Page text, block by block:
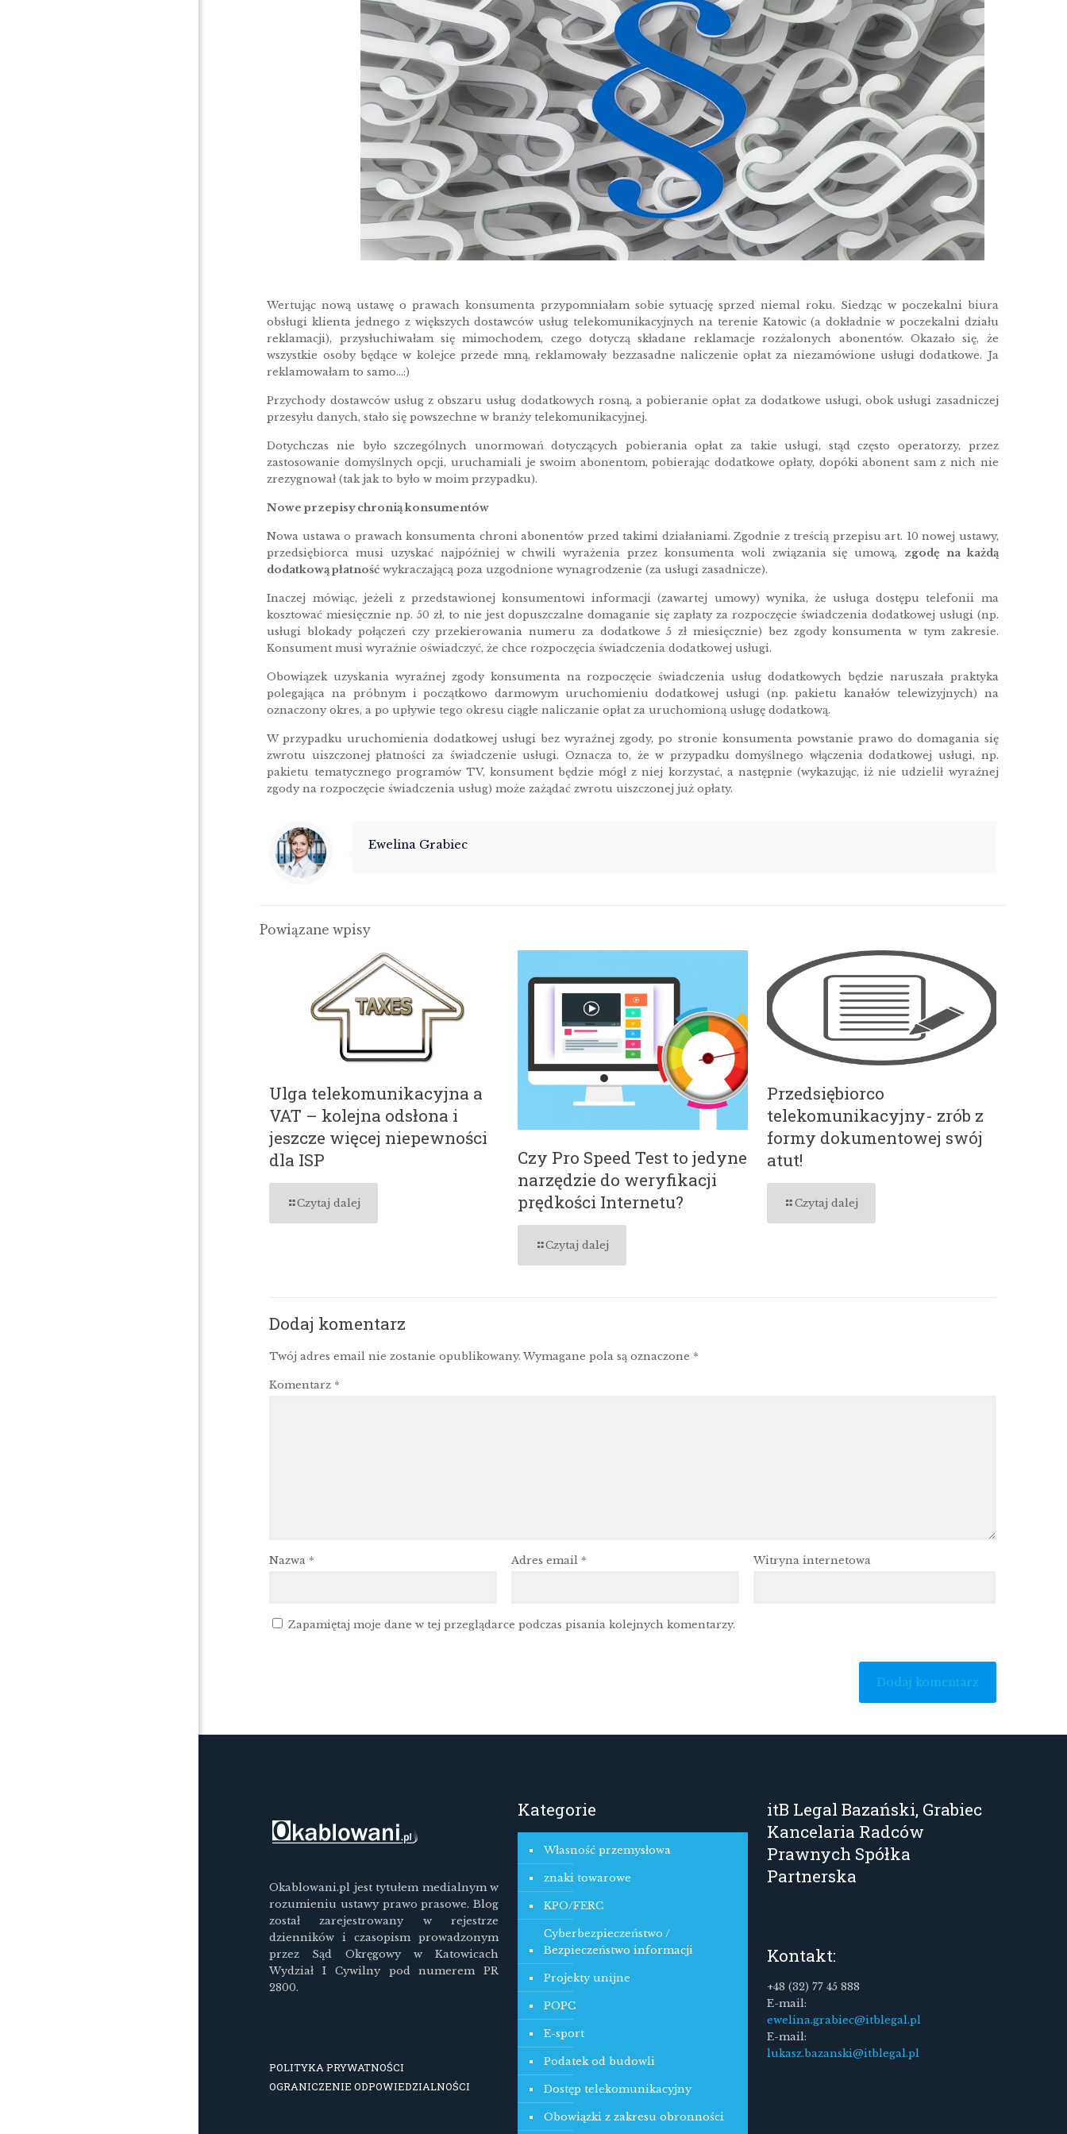
Wertując nową ustawę o prawach konsumenta przypomniałam sobie sytuację sprzed niemal roku. Siedząc w poczekalni biura
obsługi klienta jednego z większych dostawców usług telekomunikacyjnych na terenie Katowic (a dokładnie w poczekalni działu
reklamacji), przysłuchiwałam się mimochodem, czego dotyczą składane reklamacje rozżalonych abonentów. Okazało się, że
wszystkie osoby będące w kolejce przede mną, reklamowały bezzasadne naliczenie opłat za niezamówione usługi dodatkowe. Ja
reklamowałam to samo…:)
Przychody dostawców usług z obszaru usług dodatkowych rosną, a pobieranie opłat za dodatkowe usługi, obok usługi zasadniczej
przesyłu danych, stało się powszechne w branży telekomunikacyjnej.
Dotychczas nie było szczególnych unormowań dotyczących pobierania opłat za takie usługi, stąd często operatorzy, przez
zastosowanie domyślnych opcji, uruchamiali je swoim abonentom, pobierając dodatkowe opłaty, dopóki abonent sam z nich nie
zrezygnował (tak jak to było w moim przypadku).
Nowe przepisy chronią konsumentów
Nowa ustawa o prawach konsumenta chroni abonentów przed takimi działaniami. Zgodnie z treścią przepisu art. 10 nowej ustawy,
przedsiębiorca musi uzyskać najpóźniej w chwili wyrażenia przez konsumenta woli związania się umową, zgodę na każdą
dodatkową płatność wykraczającą poza uzgodnione wynagrodzenie (za usługi zasadnicze).
Inaczej mówiąc, jeżeli z przedstawionej konsumentowi informacji (zawartej umowy) wynika, że usługa dostępu telefonii ma
kosztować miesięcznie np. 50 zł, to nie jest dopuszczalne domaganie się zapłaty za rozpoczęcie świadczenia dodatkowej usługi (np.
usługi blokady połączeń czy przekierowania numeru za dodatkowe 5 zł miesięcznie) bez zgody konsumenta w tym zakresie.
Konsument musi wyraźnie oświadczyć, że chce rozpoczęcia świadczenia dodatkowej usługi.
Obowiązek uzyskania wyraźnej zgody konsumenta na rozpoczęcie świadczenia usług dodatkowych będzie naruszała praktyka
polegająca na próbnym i początkowo darmowym uruchomieniu dodatkowej usługi (np. pakietu kanałów telewizyjnych) na
oznaczony okres, a po upływie tego okresu ciągłe naliczanie opłat za uruchomioną usługę dodatkową.
W przypadku uruchomienia dodatkowej usługi bez wyraźnej zgody, po stronie konsumenta powstanie prawo do domagania się
zwrotu uiszczonej płatności za świadczenie usługi. Oznacza to, że w przypadku domyślnego włączenia dodatkowej usługi, np.
pakietu tematycznego programów TV, konsument będzie mógł z niej korzystać, a następnie (wykazując, iż nie udzielił wyraźnej
zgody na rozpoczęcie świadczenia usług) może zażądać zwrotu uiszczonej już opłaty.
Ewelina Grabiec
Powiązane wpisy
Ulga telekomunikacyjna a
VAT – kolejna odsłona i
jeszcze więcej niepewności
dla ISP
Czytaj dalej
Czy Pro Speed Test to jedyne
narzędzie do weryfikacji
prędkości Internetu?
Czytaj dalej
Przedsiębiorco
telekomunikacyjny- zrób z
formy dokumentowej swój
atut!
Czytaj dalej
Dodaj komentarz
Twój adres email nie zostanie opublikowany. Wymagane pola są oznaczone *
Komentarz *
Nazwa * Adres email * Witryna internetowa
Zapamiętaj moje dane w tej przeglądarce podczas pisania kolejnych komentarzy.
Okablowani.pl jest tytułem medialnym w
rozumieniu ustawy prawo prasowe. Blog
został zarejestrowany w rejestrze
dzienników i czasopism prowadzonym
przez Sąd Okręgowy w Katowicach
Wydział I Cywilny pod numerem PR
2800.
POLITYKA PRYWATNOŚCI
OGRANICZENIE ODPOWIEDZIALNOŚCI
Kategorie
Własność przemysłowa
znaki towarowe
KPO/FERC
Cyberbezpieczeństwo /
Bezpieczeństwo informacji
Projekty unijne
POPC
E-sport
Podatek od budowli
Dostęp telekomunikacyjny
Obowiązki z zakresu obronności
itB Legal Bazański, Grabiec
Kancelaria Radców
Prawnych Spółka
Partnerska
Kontakt:
+48 (32) 77 45 888
E-mail:
ewelina.grabiec@itblegal.pl
E-mail:
lukasz.bazanski@itblegal.pl